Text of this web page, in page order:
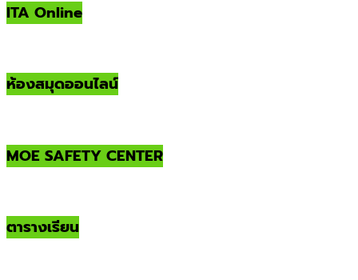
ITA Online
ห้องสมุดออนไลน์
MOE SAFETY CENTER
ตารางเรียน